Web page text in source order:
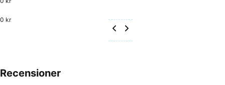
0 kr
Recensioner